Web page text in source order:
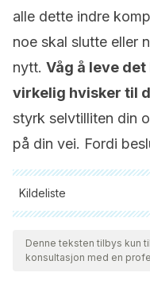
alle dette indre
noe skal slutte eller
nytt. Våg å leve
virkelig hvisker til
styrk selvtilliten din
på din vei. Fordi
Kildeliste
Alle siterte kilder ble
sikre deres kvalitet,
Bibliografien i denne
Denne teksten tilbys kun
konsultasjon med en